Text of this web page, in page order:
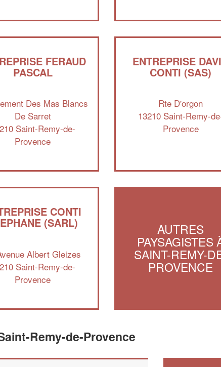
FERAUD
PASCAL
Des Mas Blancs
De Sarret
Saint-Remy-de-
Provence
ENTREPRISE
CONTI (SAS)
Rte D'orgon
13210 Saint-Remy-
Provence
CONTI
(SARL)
Albert Gleizes
Saint-Remy-de-
Provence
AUTRES
PAYSAGISTES
SAINT-REMY-
PROVENCE
Remy-de-Provence